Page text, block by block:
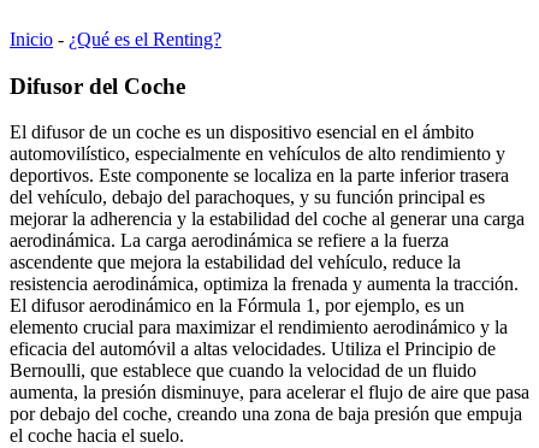
Inicio - ¿Qué es el Renting?
Difusor del Coche
El difusor de un coche es un dispositivo esencial en el ámbito
automovilístico, especialmente en vehículos de alto rendimiento y
deportivos. Este componente se localiza en la parte inferior trasera
del vehículo, debajo del parachoques, y su función principal es
mejorar la adherencia y la estabilidad del coche al generar una carga
aerodinámica. La carga aerodinámica se refiere a la fuerza
ascendente que mejora la estabilidad del vehículo, reduce la
resistencia aerodinámica, optimiza la frenada y aumenta la tracción.
El difusor aerodinámico en la Fórmula 1, por ejemplo, es un
elemento crucial para maximizar el rendimiento aerodinámico y la
eficacia del automóvil a altas velocidades. Utiliza el Principio de
Bernoulli, que establece que cuando la velocidad de un fluido
aumenta, la presión disminuye, para acelerar el flujo de aire que pasa
por debajo del coche, creando una zona de baja presión que empuja
el coche hacia el suelo.